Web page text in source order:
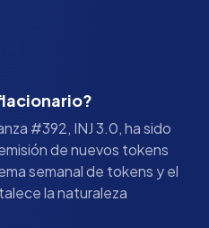
#392, INJ 3.0, ha sido
de nuevos tokens
semanal de tokens y el
la naturaleza